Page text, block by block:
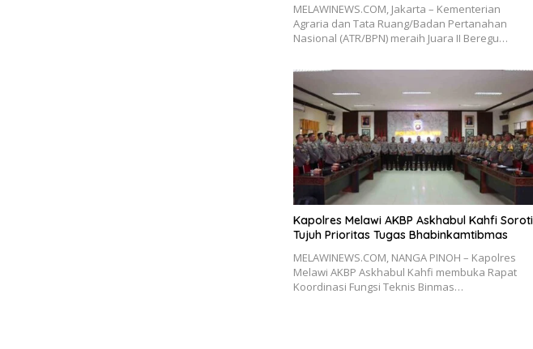
MELAWINEWS.COM, Jakarta – Kementerian
Agraria dan Tata Ruang/Badan Pertanahan
Nasional (ATR/BPN) meraih Juara II Beregu…
Kapolres Melawi AKBP Askhabul Kahfi Soroti
Tujuh Prioritas Tugas Bhabinkamtibmas
MELAWINEWS.COM, NANGA PINOH – Kapolres
Melawi AKBP Askhabul Kahfi membuka Rapat
Koordinasi Fungsi Teknis Binmas…